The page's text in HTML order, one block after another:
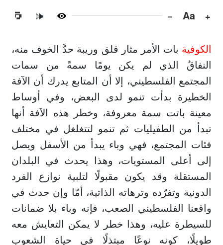
+
Aa
−
🔊
الكوفية بات الأمر مثار قلق وريبة حدَّ الخوف منه،
النفاقُ الذي لم يكن يومًا سمةً من سمات
المجتمع الفلسطيني، إلا أن المتابع يدرك أن الآفة
الخطيرة بدأت تنمو لدى البعض، وفي أوساط
معينة باتت سمة معروفة، وخطر هذه الآفة أنها
تبدأ من الطفيليات ثم تنمو لتتغلغل في مختلف
فئات المجتمع، فهي وباء يبدأ من الأسفل ويصل
إلى أعلى المستويات، وهذا يحدث في البلدان
المستقلة وقد يكون مقبولًا لتلبية نوازع الفرد
الدونية وتفرّده وترهاته الذاتية، أمّا وإن حدث في
واقعنا الفلسطيني الصعب، فإنه وباء بلا ضمانات
للسيطرة عليه، وهذا خطر لا يمكن التعايش معه
طويلًا، كونه نوعًا مبتذلًا في حياة الشعوب